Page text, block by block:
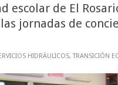
escolar de El
jornadas de
HIDRÁULICOS,TRANSICIÓN